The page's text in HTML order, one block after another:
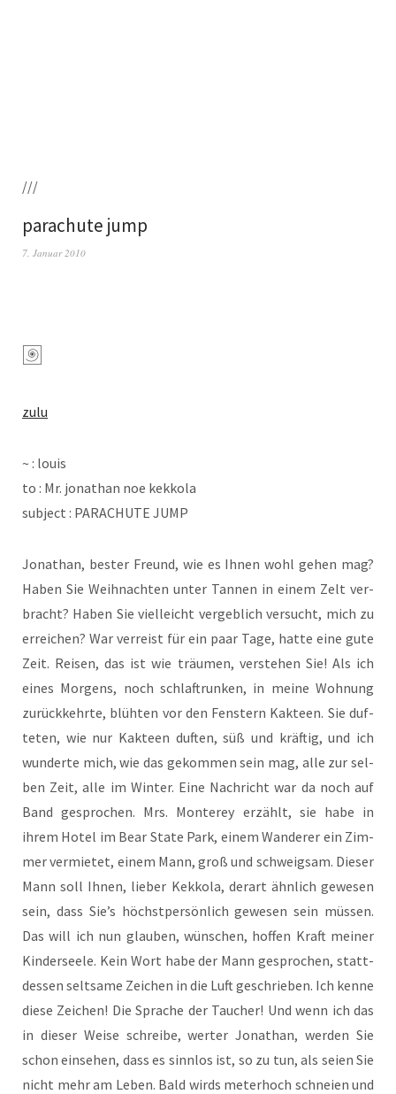
///
parachute jump
7. Januar 2010
zulu
~ : louis
to : Mr. jona­than noe kekkola
sub­ject : PARACHUTE JUMP
Jona­than, bes­ter Freund, wie es Ihnen wohl gehen mag?
Haben Sie Weih­nach­ten unter Tan­nen in einem Zelt ver­
bracht? Haben Sie viel­leicht ver­geb­lich ver­sucht, mich zu
errei­chen? War ver­reist für ein paar Tage, hat­te eine gute
Zeit. Rei­sen, das ist wie träu­men, ver­ste­hen Sie! Als ich
eines Mor­gens, noch schlaf­trun­ken, in mei­ne Woh­nung
zurück­kehr­te, blüh­ten vor den Fens­tern Kak­teen. Sie duf­
te­ten, wie nur Kak­teen duf­ten, süß und kräf­tig, und ich
wun­der­te mich, wie das gekom­men sein mag, alle zur sel­
ben Zeit, alle im Win­ter. Eine Nach­richt war da noch auf
Band gespro­chen. Mrs. Mon­terey erzählt, sie habe in
ihrem Hotel im Bear Sta­te Park, einem Wan­de­rer ein Zim­
mer ver­mie­tet, einem Mann, groß und schweig­sam. Die­ser
Mann soll Ihnen, lie­ber Kek­ko­la, der­art ähn­lich gewe­sen
sein, dass Sie’s höchst­per­sön­lich gewe­sen sein müs­sen.
Das will ich nun glau­ben, wün­schen, hof­fen Kraft mei­ner
Kin­der­see­le. Kein Wort habe der Mann gespro­chen, statt­
des­sen selt­sa­me Zei­chen in die Luft geschrie­ben. Ich ken­ne
die­se Zei­chen! Die Spra­che der Tau­cher! Und wenn ich das
in die­ser Wei­se schrei­be, wer­ter Jona­than, wer­den Sie
schon ein­se­hen, dass es sinn­los ist, so zu tun, als sei­en Sie
nicht mehr am Leben. Bald wirds meter­hoch schnei­en und